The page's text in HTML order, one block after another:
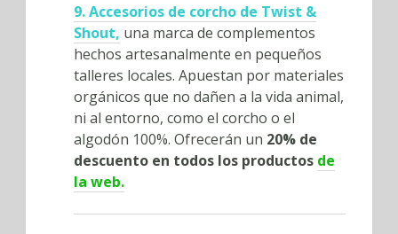
9. Accesorios de corcho de Twist &
Shout, una marca de complementos
hechos artesanalmente en pequeños
talleres locales. Apuestan por materiales
orgánicos que no dañen a la vida animal,
ni al entorno, como el corcho o el
algodón 100%. Ofrecerán un 20% de
descuento en todos los productos de
la web.